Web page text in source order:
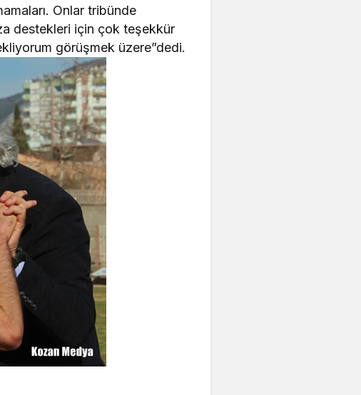
Onlar tribünde
destekleri için çok teşekkür
görüşmek üzere”dedi.